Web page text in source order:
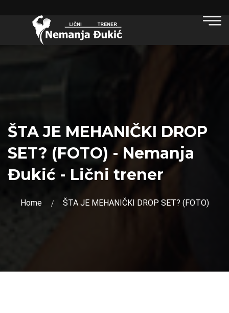
ŠTA JE MEHANIČKI DROP
SET? (FOTO) - Nemanja
Đukić - Lični trener
Home ŠTA JE MEHANIČKI DROP SET? (FOTO)